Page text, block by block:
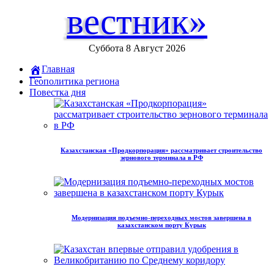
вестник»
Суббота 8 Август 2026
Главная
Геополитика региона
Повестка дня
Казахстанская «Продкорпорация» рассматривает строительство
зернового терминала в РФ
Модернизация подъемно-переходных мостов завершена в
казахстанском порту Курык